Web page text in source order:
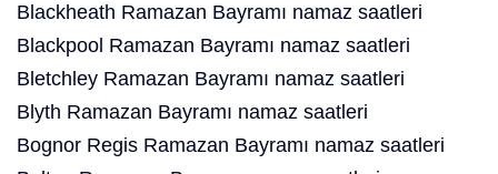
Blackheath Ramazan Bayramı namaz saatleri
Blackpool Ramazan Bayramı namaz saatleri
Bletchley Ramazan Bayramı namaz saatleri
Blyth Ramazan Bayramı namaz saatleri
Bognor Regis Ramazan Bayramı namaz saatleri